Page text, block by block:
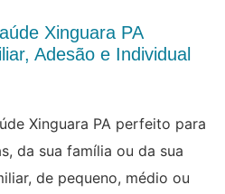
Xinguara PA
Adesão e Individual
Xinguara PA perfeito para
da sua família ou da sua
de pequeno, médio ou